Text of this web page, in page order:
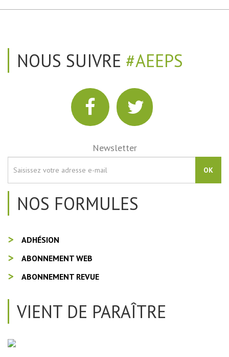
NOUS SUIVRE #AEEPS
Newsletter
OK
NOS FORMULES
ADHÉSION
ABONNEMENT WEB
ABONNEMENT REVUE
VIENT DE PARAÎTRE